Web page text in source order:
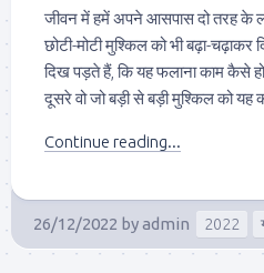
जीवन में हमें अपने आसपास दो तरह के
छोटी-मोटी मुश्किल को भी बढ़ा-
दिख पड़ते हैं, कि यह फलाना काम कैसे
दूसरे वो जो बड़ी से बड़ी मुश्किल को
Continue reading...
26/12/2022 byadmin 2022